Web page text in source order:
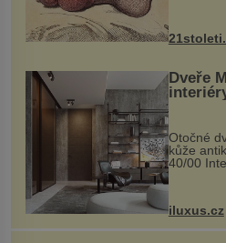
nohou, a
Dveře
Otočné
kůže
40/00
zakázku
rozměry
dnes
iluxus.cz